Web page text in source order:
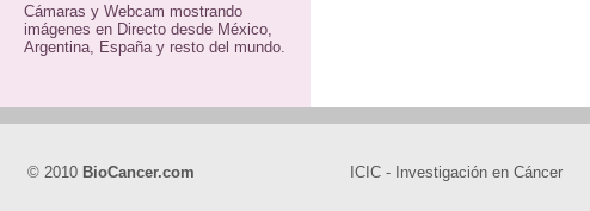
Cámaras y Webcam mostrando
imágenes en Directo desde México,
Argentina, España y resto del mundo.
© 2010 BioCancer.com ICIC - Investigación en Cáncer